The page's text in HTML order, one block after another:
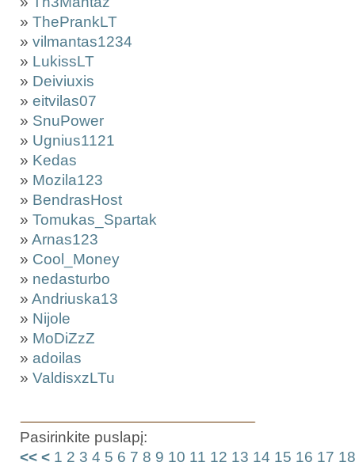
» ThePrankLT
» vilmantas1234
» LukissLT
» Deiviuxis
» eitvilas07
» SnuPower
» Ugnius1121
» Kedas
» Mozila123
» BendrasHost
» Tomukas_Spartak
» Arnas123
» Cool_Money
» nedasturbo
» Andriuska13
» Nijole
» MoDiZzZ
» adoilas
» ValdisxzLTu
Pasirinkite puslapį:
<< < 1 2 3 4 5 6 7 8 9 10 11 12 13 14 15 16 17 18